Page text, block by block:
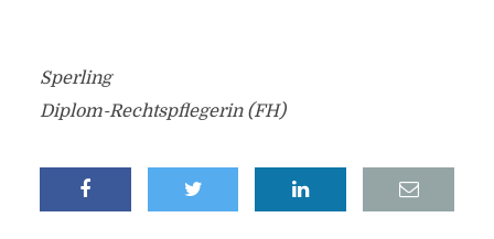
Sperling
Diplom-Rechtspflegerin (FH)